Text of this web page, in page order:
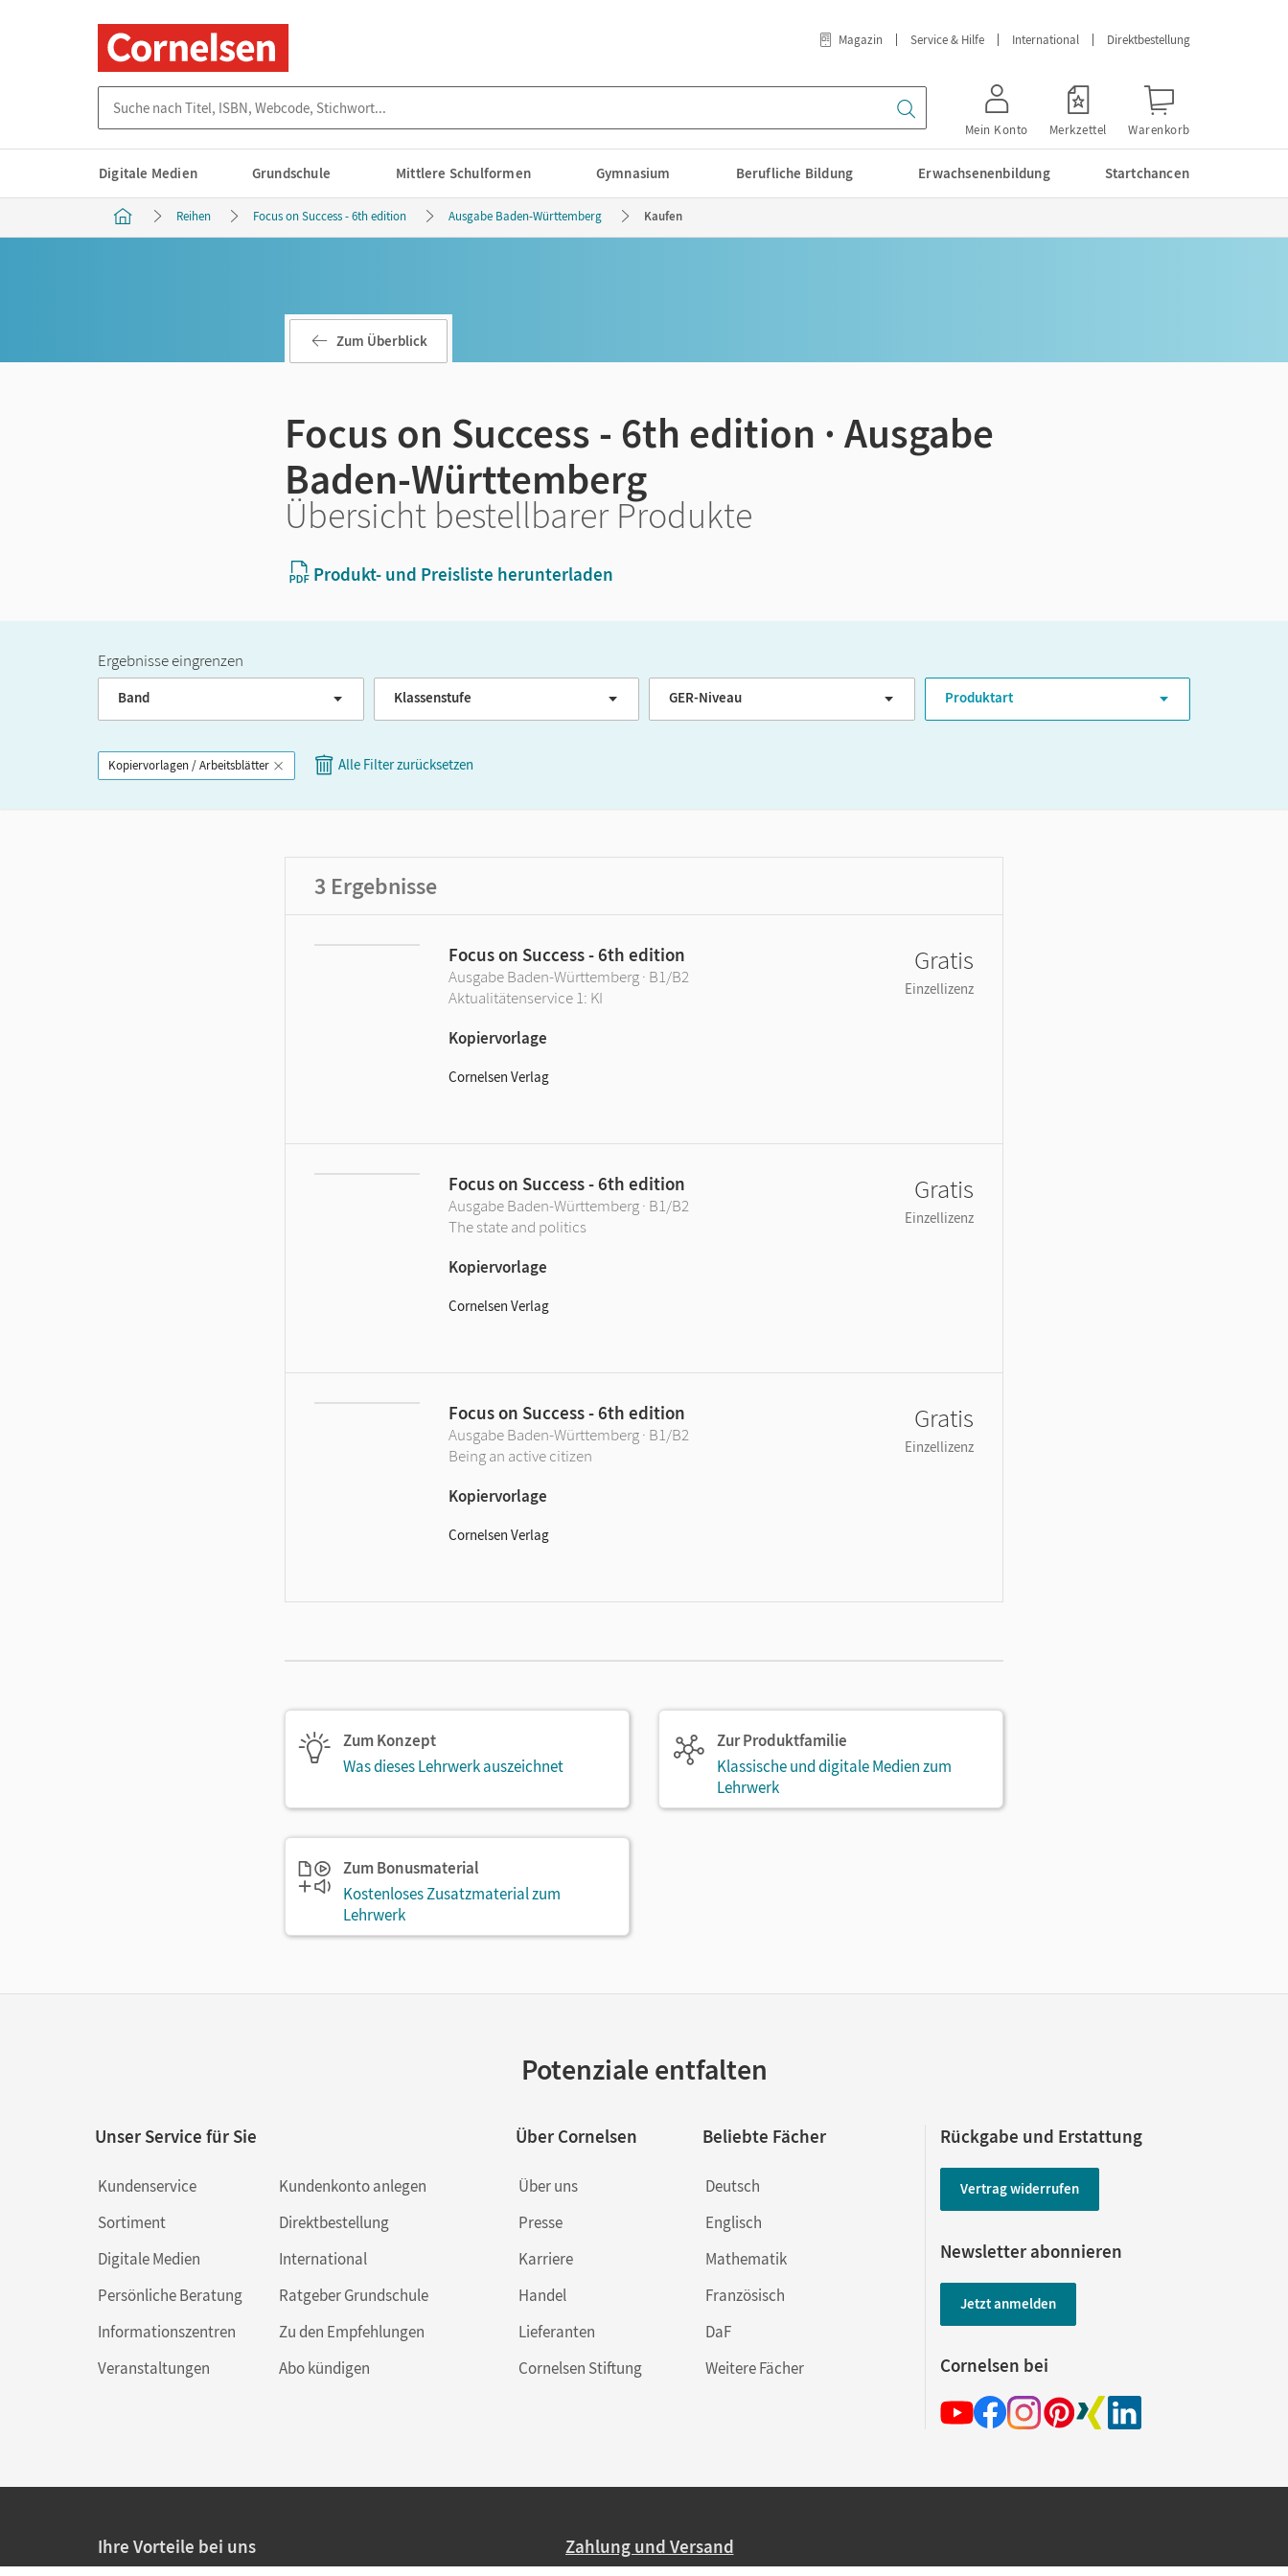
Magazin Service & Hilfe International Direktbestellung
Mein Konto Merkzettel Warenkorb
Digitale Medien Grundschule Mittlere Schulformen Gymnasium Berufliche Bildung Erwachsenenbildung Startchancen
Reihen Focus on Success - 6th edition Ausgabe Baden-Württemberg Kaufen
Zum Überblick
Focus on Success - 6th edition · Ausgabe
Baden-Württemberg
Übersicht bestellbarer Produkte
Produkt- und Preisliste herunterladen
Ergebnisse eingrenzen
Band Klassenstufe GER-Niveau Produktart
Kopiervorlagen / Arbeitsblätter Alle Filter zurücksetzen
3 Ergebnisse
Focus on Success - 6th edition
Ausgabe Baden-Württemberg · B1/B2
Aktualitätenservice 1: KI
Kopiervorlage
Cornelsen Verlag
Gratis
Einzellizenz
Focus on Success - 6th edition
Ausgabe Baden-Württemberg · B1/B2
The state and politics
Kopiervorlage
Cornelsen Verlag
Gratis
Einzellizenz
Focus on Success - 6th edition
Ausgabe Baden-Württemberg · B1/B2
Being an active citizen
Kopiervorlage
Cornelsen Verlag
Gratis
Einzellizenz
Zum Konzept
Was dieses Lehrwerk auszeichnet
Zur Produktfamilie
Klassische und digitale Medien zum
Lehrwerk
Zum Bonusmaterial
Kostenloses Zusatzmaterial zum
Lehrwerk
Potenziale entfalten
Unser Service für Sie
Kundenservice
Sortiment
Digitale Medien
Persönliche Beratung
Informationszentren
Veranstaltungen
Kundenkonto anlegen
Direktbestellung
International
Ratgeber Grundschule
Zu den Empfehlungen
Abo kündigen
Über Cornelsen
Über uns
Presse
Karriere
Handel
Lieferanten
Cornelsen Stiftung
Beliebte Fächer
Deutsch
Englisch
Mathematik
Französisch
DaF
Weitere Fächer
Rückgabe und Erstattung
Vertrag widerrufen
Newsletter abonnieren
Jetzt anmelden
Cornelsen bei
Ihre Vorteile bei uns Zahlung und Versand